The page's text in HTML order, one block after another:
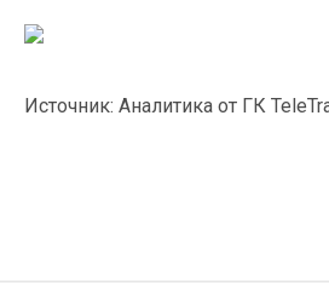
Источник: Аналитика от ГК